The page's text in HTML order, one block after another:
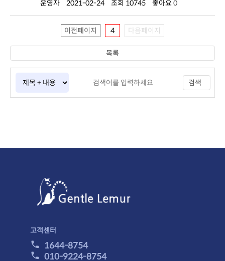
운영자 2021-02-24 조회 10745 좋아요 0
이전페이지 4 다음페이지
검색
목록
고객센터
1644-8754
010-9224-8754